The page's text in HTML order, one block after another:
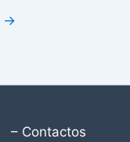
→
– Contactos